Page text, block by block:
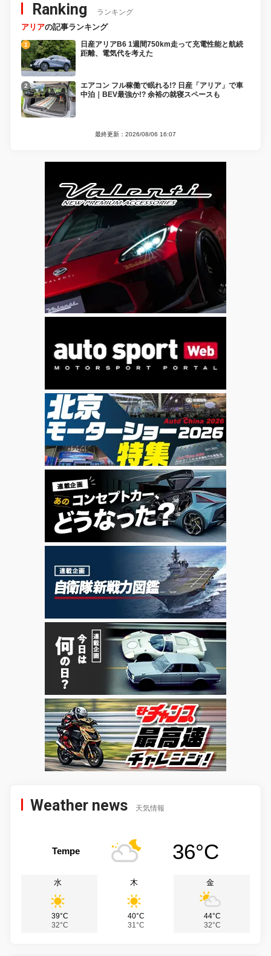
Ranking ランキング
アリアの記事ランキング
日産アリアB6 1週間750km走って充電性能と航続
距離、電気代を考えた
エアコン フル稼働で眠れる!? 日産「アリア」で車
中泊｜BEV最強か!? 余裕の就寝スペースも
最終更新：2026/08/06 16:07
Weather news 天気情報
Tempe 36°C
水
39°C
32°C
木
40°C
31°C
金
44°C
32°C